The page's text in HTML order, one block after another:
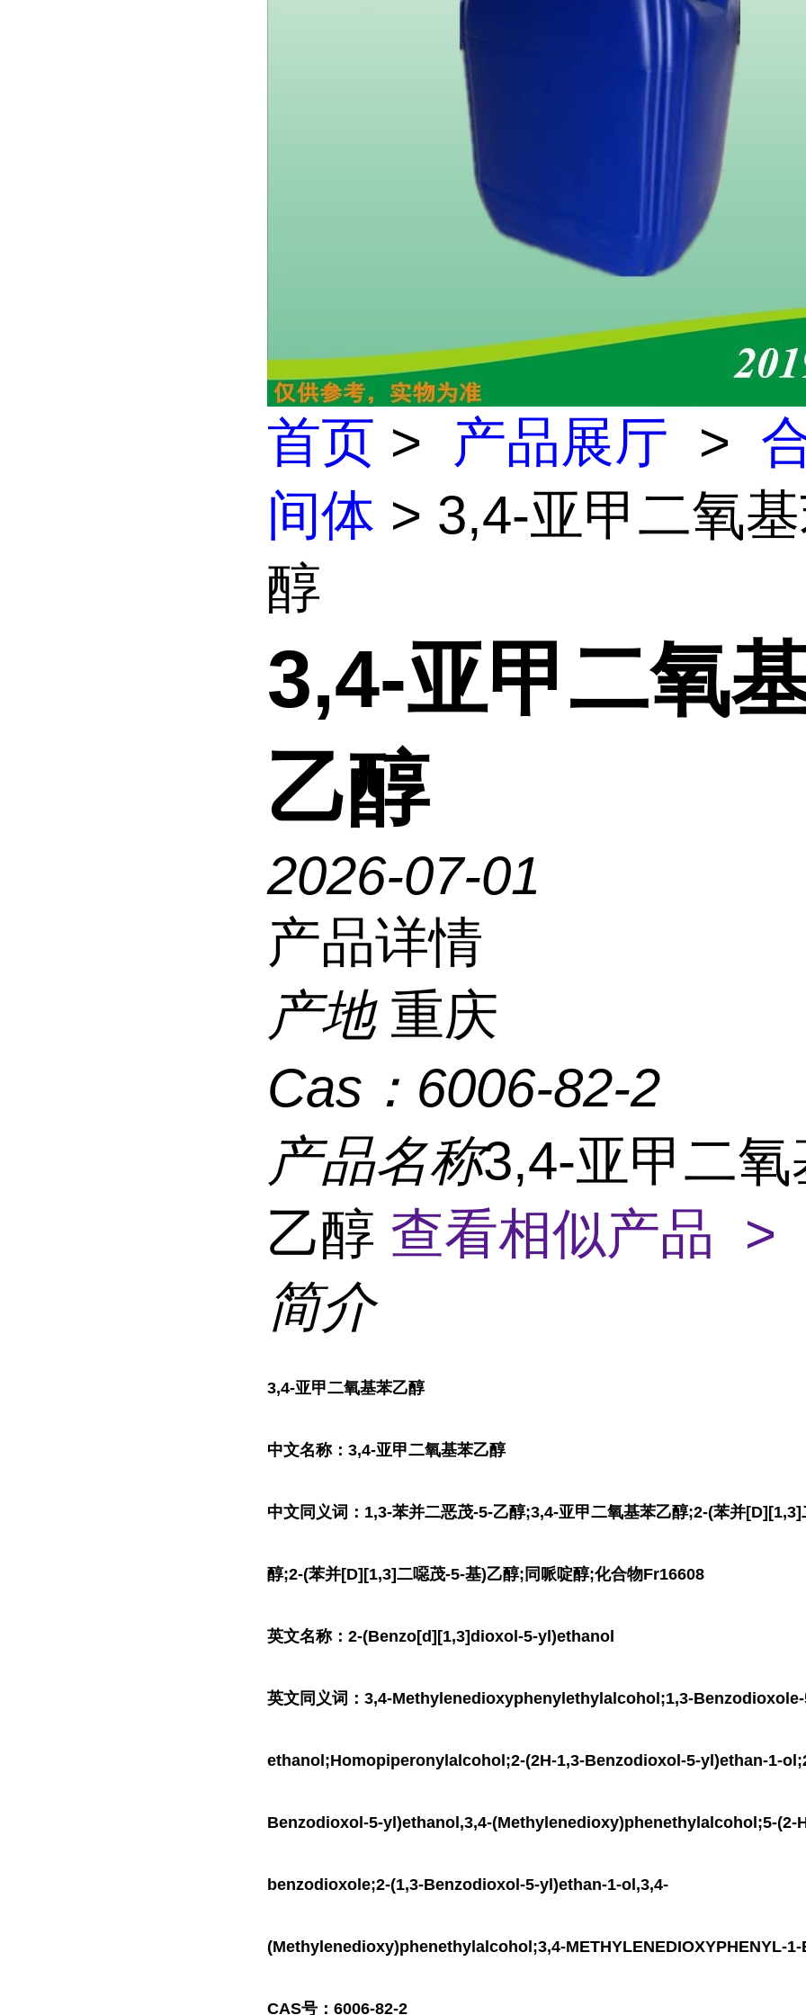
首页 > 产品展厅 >
间体 > 3,4-亚甲二氧
醇
3,4-亚甲二氧
乙醇
2026-07-01
产品详情
产地 重庆
Cas： 6006-82-2
产品名称3,4-亚甲二氧
乙醇 查看相似产品 >
简介
3,4-亚甲二氧基苯乙醇
中文名称：3,4-亚甲二氧基苯乙醇
中文同义词：1,3-苯并二恶茂-5-乙醇;3,4-亚甲二氧基苯乙醇;2-(苯并
醇;2-(苯并[D][1,3]二噁茂-5-基)乙醇;同哌啶醇;化合物Fr16608
英文名称：2-(Benzo[d][1,3]dioxol-5-yl)ethanol
英文同义词：3,4-Methylenedioxyphenylethylalcohol;1,3-
ethanol;Homopiperonylalcohol;2-(2H-1,3-Benzodioxol-5-yl)ethan-1-
Benzodioxol-5-yl)ethanol,3,4-(Methylenedioxy)phenethylalcohol;5-(2-
benzodioxole;2-(1,3-Benzodioxol-5-yl)ethan-1-ol,3,4-
(Methylenedioxy)phenethylalcohol;3,4-METHYLENEDIOXYPHENYL-1-
CAS号：6006-82-2